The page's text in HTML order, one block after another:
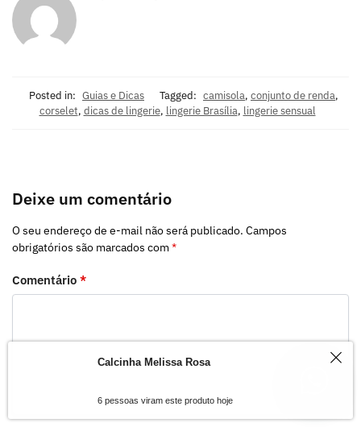
Posted in: Guias e Dicas Tagged: camisola, conjunto de renda,
corselet, dicas de lingerie, lingerie Brasília, lingerie sensual
Deixe um comentário
O seu endereço de e-mail não será publicado. Campos
obrigatórios são marcados com*
Comentário *
1
Calcinha Melissa Rosa
6 pessoas viram este produto hoje